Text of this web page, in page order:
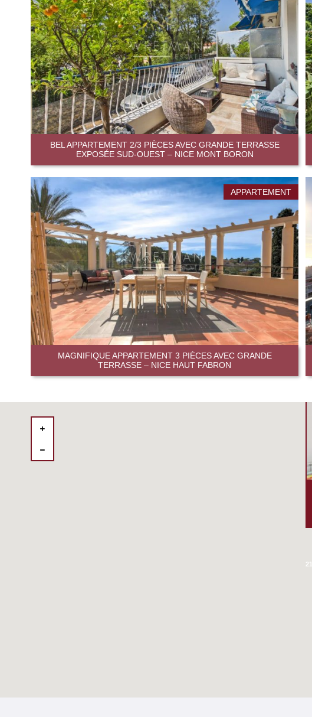
BEL APPARTEMENT 2/3 PIÈCES AVEC GRANDE TERRASSE
EXPOSÉE SUD-OUEST – NICE MONT BORON
APPARTEMENT
MAGNIFIQUE APPARTEMENT 3 PIÈCES AVEC GRANDE
TERRASSE – NICE HAUT FABRON
21